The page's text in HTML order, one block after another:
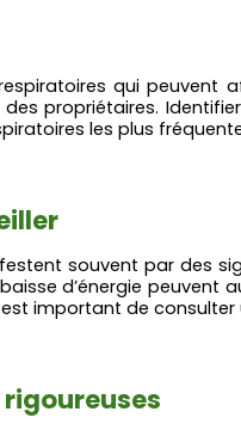
qui
propriétaires.
les plus
souvent par des
d’énergie
important de